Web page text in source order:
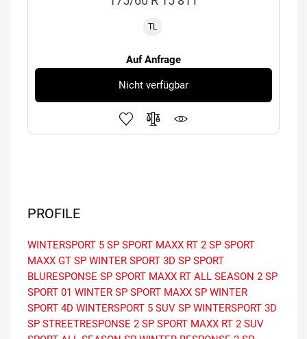
TL
Auf Anfrage
Nicht verfügbar
PROFILE
WINTERSPORT 5 SP SPORT MAXX RT 2 SP SPORT
MAXX GT SP WINTER SPORT 3D SP SPORT
BLURESPONSE SP SPORT MAXX RT ALL SEASON 2 SP
SPORT 01 WINTER SP SPORT MAXX SP WINTER
SPORT 4D WINTERSPORT 5 SUV SP WINTERSPORT 3D
SP STREETRESPONSE 2 SP SPORT MAXX RT 2 SUV